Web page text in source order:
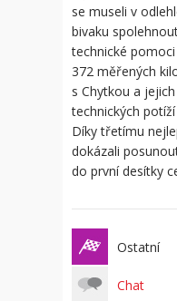
se museli v
bivaku
technické
372 měřených
s Chytkou a
technických
Díky třetímu
dokázali
do první desítky
Ostatní
Chat